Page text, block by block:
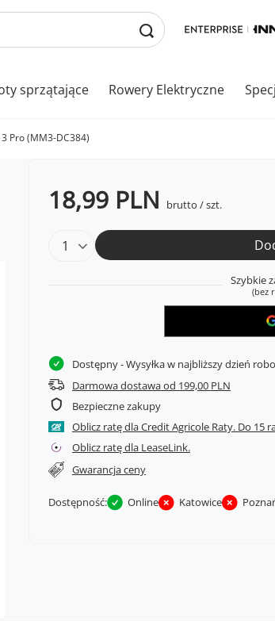
sprzątające Rowery Elektryczne
Pro (MM3-DC384)
18,99 PLN brutto /szt.
Szybkie
(bez
Dostępny- Wysyłka w najbliższy dzień
Darmowa dostawa od 199,00 PLN
Bezpieczne zakupy
Oblicz ratę dla Credit Agricole Raty.
Oblicz ratę dla LeaseLink.
Gwarancja ceny
Dostępność: Online Katowice